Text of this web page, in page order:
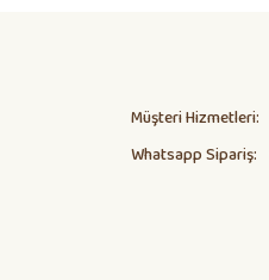
Müşteri Hizmetleri:
Whatsapp Sipariş: